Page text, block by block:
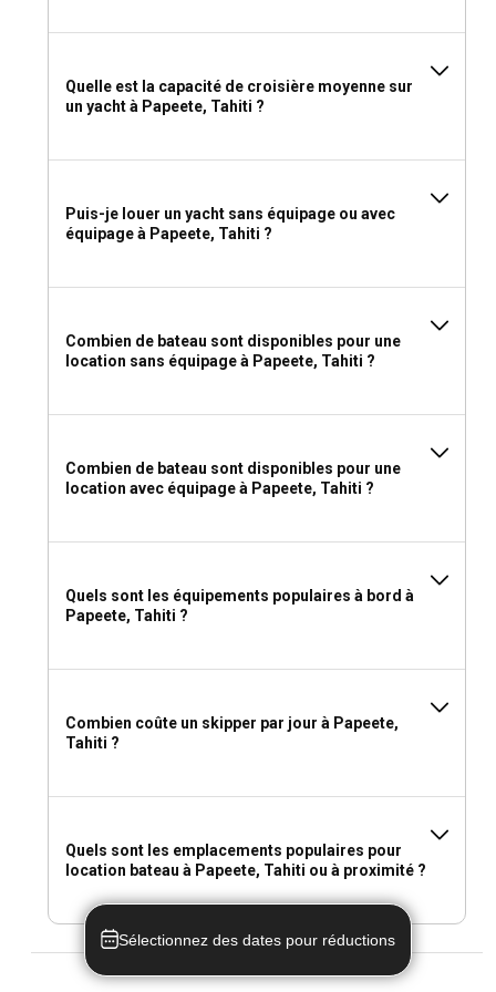
Que faut-il emporter pour une location de yacht à
Papeete ?
chaussures robuste pour la randonnée et des équipements
de sécurité personnelle. N'oubliez pas d'apporter de la
spectacle envié.
Quelle est la capacité de croisière moyenne sur
un yacht à Papeete, Tahiti ?
Puis-je louer un yacht sans équipage ou avec
équipage à Papeete, Tahiti ?
Combien de bateau sont disponibles pour une
location sans équipage à Papeete, Tahiti ?
Combien de bateau sont disponibles pour une
location avec équipage à Papeete, Tahiti ?
Quels sont les équipements populaires à bord à
Papeete, Tahiti ?
Combien coûte un skipper par jour à Papeete,
Tahiti ?
Quels sont les emplacements populaires pour
location bateau à Papeete, Tahiti ou à proximité ?
Sélectionnez des dates pour réductions